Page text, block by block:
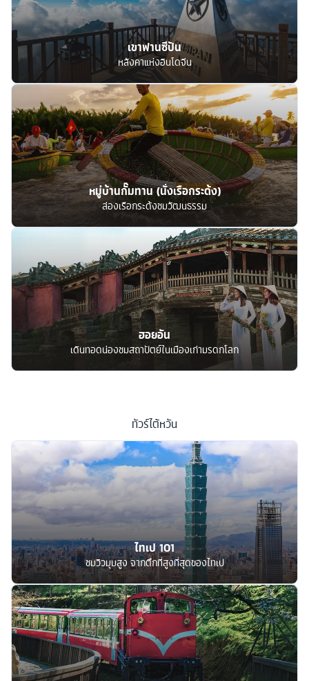
เขาฟานซีปัน
หลังคาแห่งอินโดจีน
หมู่บ้านกั๊มทาน (นั่งเรือกระด้ง)
ล่องเรือกระด้งชมวัฒนธรรม
ฮอยอัน
เดินทอดน่องชมสถาปัตย์ในเมืองเก่ามรดกโลก
ทัวร์ไต้หวัน
ไทเป 101
ชมวิวมุมสูง จากตึกที่สูงที่สุดของไทเป